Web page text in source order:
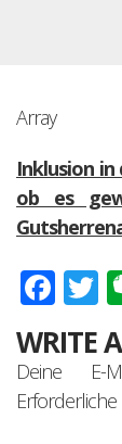
Array
Inklusion in
ob es
WRITE
Deine E-